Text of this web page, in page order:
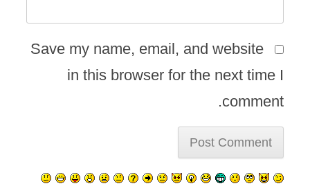
Save my name, email, and website
in this browser for the next time I
comment.